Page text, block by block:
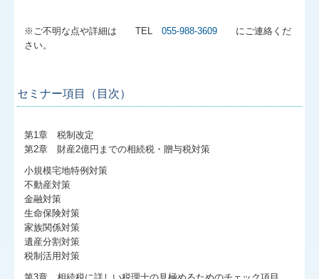
※ご不明な点や詳細は TEL055-988-3609 にご連絡くだ
さい。
セミナー項目（目次）
第1章 税制改定
第2章 財産2億円までの相続税・贈与税対策
小規模宅地特例対策
不動産対策
金融対策
生命保険対策
家族関係対策
遺産分割対策
税制活用対策